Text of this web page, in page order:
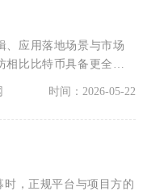
、应用落地场景与市场
相比比特币具备更全面
时间：2026-05-22
时，正规平台与项目方的